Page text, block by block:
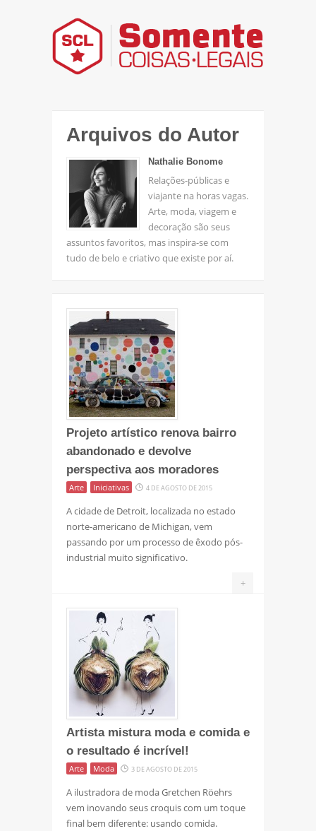
Arquivos do Autor
Nathalie Bonome
Relações-públicas e
viajante na horas vagas.
Arte, moda, viagem e
decoração são seus
assuntos favoritos, mas inspira-se com
tudo de belo e criativo que existe por aí.
Projeto artístico renova bairro
abandonado e devolve
perspectiva aos moradores
Arte Iniciativas 4 DE AGOSTO DE 2015
A cidade de Detroit, localizada no estado
norte-americano de Michigan, vem
passando por um processo de êxodo pós-
industrial muito significativo.
+
Artista mistura moda e comida e
o resultado é incrível!
Arte Moda 3 DE AGOSTO DE 2015
A ilustradora de moda Gretchen Röehrs
vem inovando seus croquis com um toque
final bem diferente: usando comida.